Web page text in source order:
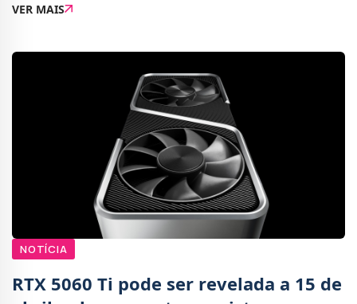
melhor relação entre qualidade / desem
VER MAIS
NOTÍCIA
RTX 5060 Ti pode ser revelada a 15 de